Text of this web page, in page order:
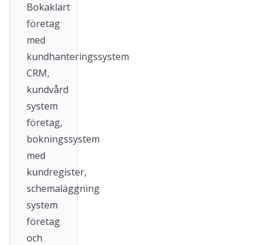
Bokaklart
företag
med
kundhanteringssystem
CRM,
kundvård
system
företag,
bokningssystem
med
kundregister,
schemaläggning
system
företag
och